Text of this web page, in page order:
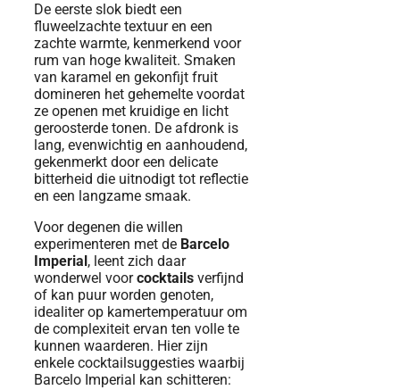
De eerste slok biedt een
fluweelzachte textuur en een
zachte warmte, kenmerkend voor
rum van hoge kwaliteit. Smaken
van karamel en gekonfijt fruit
domineren het gehemelte voordat
ze openen met kruidige en licht
geroosterde tonen. De afdronk is
lang, evenwichtig en aanhoudend,
gekenmerkt door een delicate
bitterheid die uitnodigt tot reflectie
en een langzame smaak.
Voor degenen die willen
experimenteren met de Barcelo
Imperial, leent zich daar
wonderwel voorcocktails verfijnd
of kan puur worden genoten,
idealiter op kamertemperatuur om
de complexiteit ervan ten volle te
kunnen waarderen. Hier zijn
enkele cocktailsuggesties waarbij
Barcelo Imperial kan schitteren: